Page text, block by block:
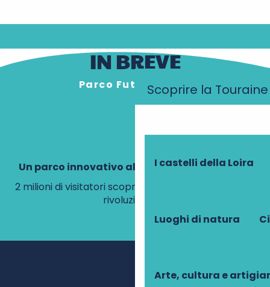
Scoprire la Touraine
I castelli della Loira
Luoghi di natura
Arte, cultura e
IN BREVE
Parco Futuroscope
Un parco innovativo alle porte della Touraine
2 milioni di visitatori scoprono ogni anno tecnologie
rivoluzionarie.